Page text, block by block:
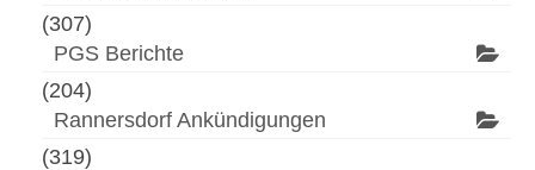
(307)
PGS Berichte
(204)
Rannersdorf Ankündigungen
(319)